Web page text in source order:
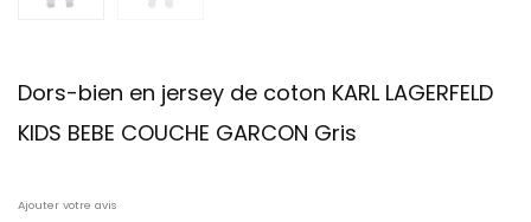
Dors-bien en jersey de coton KARL LAGERFELD
KIDS BEBE COUCHE GARCON Gris
Ajouter votre avis